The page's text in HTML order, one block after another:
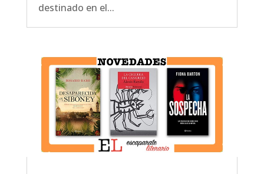
destinado en el...